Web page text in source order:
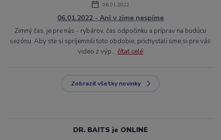
06.01.2022
06.01.2022 - Ani v zime nespíme
Zimný čas, je pre nás - rybárov, čas odpočinku a príprav na budúcu
sezónu. Aby ste si spríjemnili toto obdobie, prichystali sme si pre vás
video z výp... čítať celé
Zobraziť všetky novinky
DR. BAITS je ONLINE